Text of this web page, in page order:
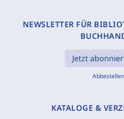
NEWSLETTER FÜR
Jetzt
Abbestellen
KATALOGE &